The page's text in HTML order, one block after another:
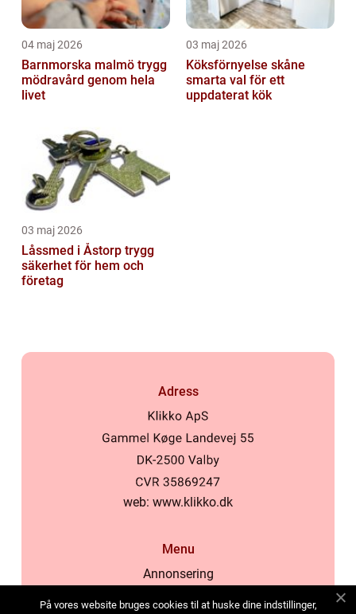
04 maj 2026
Barnmorska malmö trygg
mödravård genom hela
livet
03 maj 2026
Köksförnyelse skåne
smarta val för ett
uppdaterat kök
03 maj 2026
Låssmed i Åstorp trygg
säkerhet för hem och
företag
Adress
web: www.klikko.dk
Menu
Annonsering
På vores website bruges cookies til at huske dine indstillinger,